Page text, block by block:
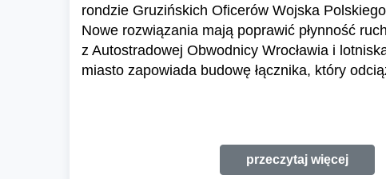
rondzie Gruzińskich Oficerów Wojska
Nowe rozwiązania mają poprawić płynność
z Autostradowej Obwodnicy Wrocławia i
miasto zapowiada budowę łącznika, który
przeczytaj więcej